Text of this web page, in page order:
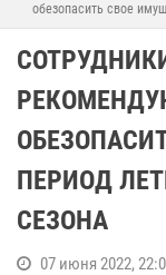
обезопасить свое
ПЕРИОД
СЕЗОНА
07 июня 2022,